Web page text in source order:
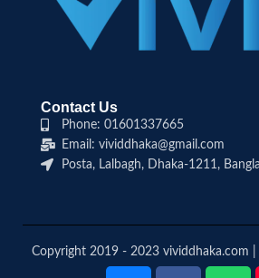
Contact Us
Phone: 01601337665
Email: vividdhaka@gmail.com
Posta, Lalbagh, Dhaka-1211,
Copyright 2019 - 2023 vividdhaka.com |